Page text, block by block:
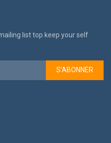
list top keep your self
S’ABONNER